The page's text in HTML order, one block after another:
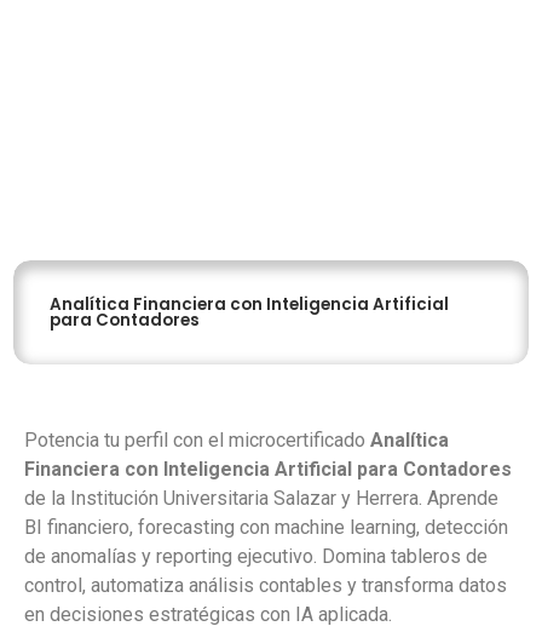
Analítica Financiera con Inteligencia Artificial
para Contadores
Potencia tu perfil con el microcertificado Analítica
Financiera con Inteligencia Artificial para Contadores
de la Institución Universitaria Salazar y Herrera. Aprende
BI financiero, forecasting con machine learning, detección
de anomalías y reporting ejecutivo. Domina tableros de
control, automatiza análisis contables y transforma datos
en decisiones estratégicas con IA aplicada.